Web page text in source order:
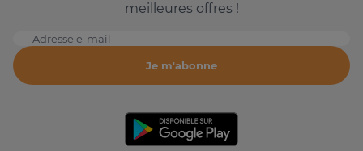
meilleures offres !
Adresse e-mail
Je m'abonne